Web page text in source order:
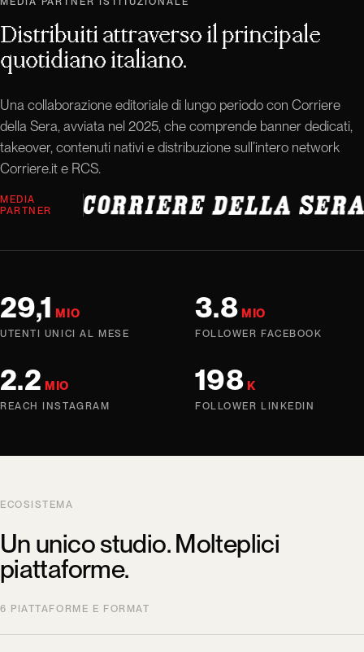
Distribuiti attraverso il principale
quotidiano italiano.
Una collaborazione editoriale di lungo periodo con Corriere
della Sera, avviata nel 2025, che comprende banner dedicati,
takeover, contenuti nativi e distribuzione sull’intero network
Corriere.it e RCS.
MEDIA
PARTNER
29,1 MIO
UTENTI UNICI AL MESE
3.8 MIO
FOLLOWER FACEBOOK
2.2 MIO
REACH INSTAGRAM
198 K
FOLLOWER LINKEDIN
ECOSISTEMA
Un unico studio. Molteplici
piattaforme.
6 PIATTAFORME E FORMAT